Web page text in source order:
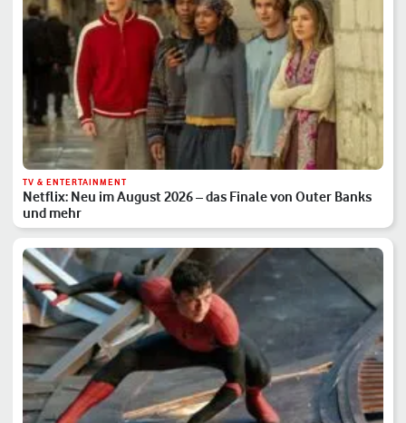
TV & ENTERTAINMENT
Netflix: Neu im August 2026 – das Finale von Outer Banks
und mehr